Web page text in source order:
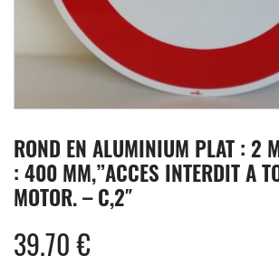
ROND EN ALUMINIUM PLAT : 2
: 400 MM,”ACCES INTERDIT A
MOTOR. – C,2″
39.70€